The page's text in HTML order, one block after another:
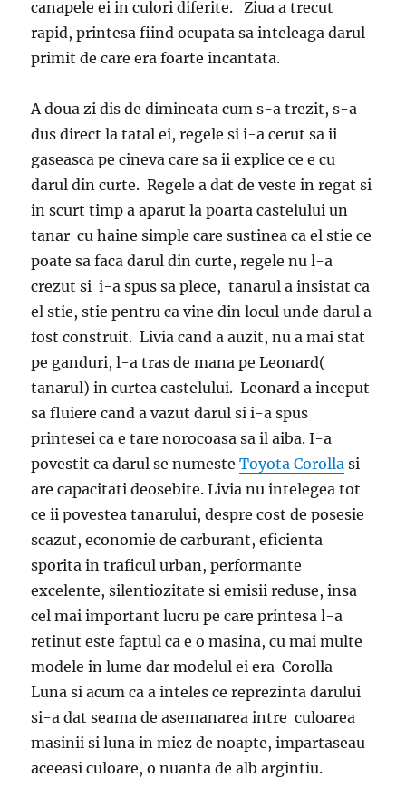
canapele ei in culori diferite. Ziua a trecut
rapid, printesa fiind ocupata sa inteleaga darul
primit de care era foarte incantata.
A doua zi dis de dimineata cum s-a trezit, s-a
dus direct la tatal ei, regele si i-a cerut sa ii
gaseasca pe cineva care sa ii explice ce e cu
darul din curte. Regele a dat de veste in regat si
in scurt timp a aparut la poarta castelului un
tanar cu haine simple care sustinea ca el stie ce
poate sa faca darul din curte, regele nu l-a
crezut si i-a spus sa plece, tanarul a insistat ca
el stie, stie pentru ca vine din locul unde darul a
fost construit. Livia cand a auzit, nu a mai stat
pe ganduri, l-a tras de mana pe Leonard(
tanarul) in curtea castelului. Leonard a inceput
sa fluiere cand a vazut darul si i-a spus
printesei ca e tare norocoasa sa il aiba. I-a
povestit ca darul se numesteToyota Corolla si
are capacitati deosebite. Livia nu intelegea tot
ce ii povestea tanarului, despre cost de posesie
scazut, economie de carburant, eficienta
sporita in traficul urban, performante
excelente, silentiozitate si emisii reduse, insa
cel mai important lucru pe care printesa l-a
retinut este faptul ca e o masina, cu mai multe
modele in lume dar modelul ei era Corolla
Luna si acum ca a inteles ce reprezinta darului
si-a dat seama de asemanarea intre culoarea
masinii si luna in miez de noapte, impartaseau
aceeasi culoare, o nuanta de alb argintiu.